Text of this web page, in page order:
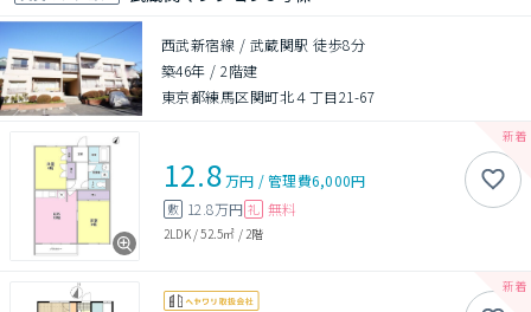
西武新宿線 / 武蔵関駅 徒歩8分
築46年 /2階建
東京都練馬区関町北４丁目21-67
12.8万円 /管理費6,000円
敷 12.8万円 礼 無料
2LDK/52.5㎡ / 2階